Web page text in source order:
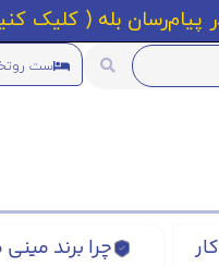
بله ( کلیک کنید)
ست
چرا برند